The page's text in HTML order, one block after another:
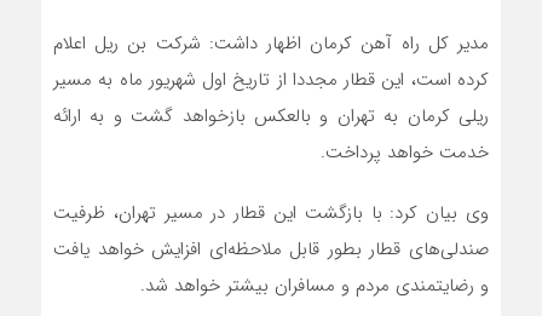
مدیر کل راه آهن کرمان اظهار داشت: شرکت بن ریل اعلام
کرده است، این قطار مجددا از تاریخ اول شهریور ماه به مسیر
ریلی کرمان به تهران و بالعکس بازخواهد گشت و به ارائه
خدمت خواهد پرداخت.
وی بیان کرد: با بازگشت این قطار در مسیر تهران، ظرفیت
صندلی‌های قطار بطور قابل ملاحظه‌ای افزایش خواهد یافت
و رضایتمندی مردم و مسافران بیشتر خواهد شد.